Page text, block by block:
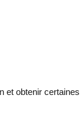
obtenir